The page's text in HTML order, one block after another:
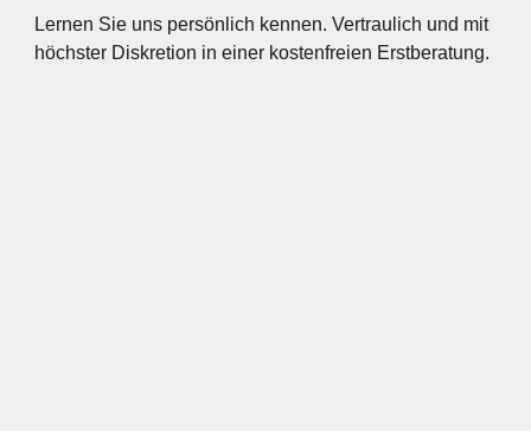
Lernen Sie uns persönlich kennen. Vertraulich und mit
höchster Diskretion in einer kostenfreien Erstberatung.